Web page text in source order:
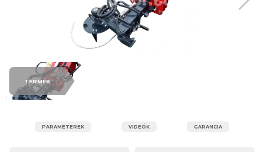
TERMÉK
PARAMÉTEREK VIDEÓK GARANCIA